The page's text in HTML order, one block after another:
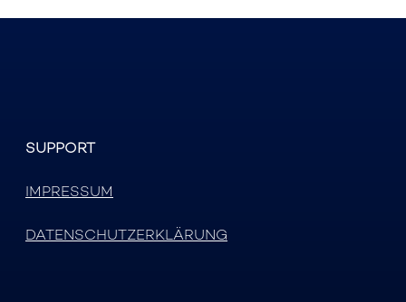
SUPPORT
IMPRESSUM
DATENSCHUTZERKLÄRUNG